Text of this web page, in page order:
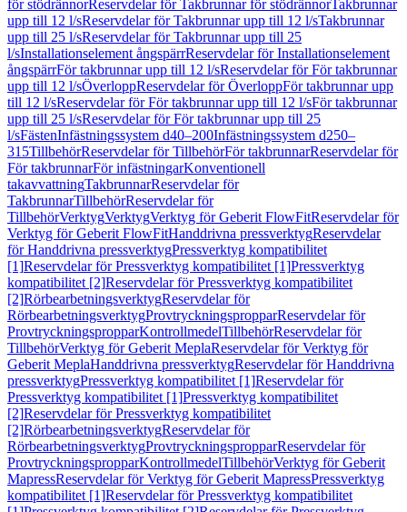
för stödrännorReservdelar för Takbrunnar för stödrännorTakbrunnar
upp till 12 l/sReservdelar för Takbrunnar upp till 12 l/sTakbrunnar
upp till 25 l/sReservdelar för Takbrunnar upp till 25
l/sInstallationselement ångspärrReservdelar för Installationselement
ångspärrFör takbrunnar upp till 12 l/sReservdelar för För takbrunnar
upp till 12 l/sÖverloppReservdelar för ÖverloppFör takbrunnar upp
till 12 l/sReservdelar för För takbrunnar upp till 12 l/sFör takbrunnar
upp till 25 l/sReservdelar för För takbrunnar upp till 25
l/sFästenInfästningssystem d40–200Infästningssystem d250–
315TillbehörReservdelar för TillbehörFör takbrunnarReservdelar för
För takbrunnarFör infästningarKonventionell
takavvattningTakbrunnarReservdelar för
TakbrunnarTillbehörReservdelar för
TillbehörVerktygVerktygVerktyg för Geberit FlowFitReservdelar för
Verktyg för Geberit FlowFitHanddrivna pressverktygReservdelar
för Handdrivna pressverktygPressverktyg kompatibilitet
[1]Reservdelar för Pressverktyg kompatibilitet [1]Pressverktyg
kompatibilitet [2]Reservdelar för Pressverktyg kompatibilitet
[2]RörbearbetningsverktygReservdelar för
RörbearbetningsverktygProvtryckningspropparReservdelar för
ProvtryckningspropparKontrollmedelTillbehörReservdelar för
TillbehörVerktyg för Geberit MeplaReservdelar för Verktyg för
Geberit MeplaHanddrivna pressverktygReservdelar för Handdrivna
pressverktygPressverktyg kompatibilitet [1]Reservdelar för
Pressverktyg kompatibilitet [1]Pressverktyg kompatibilitet
[2]Reservdelar för Pressverktyg kompatibilitet
[2]RörbearbetningsverktygReservdelar för
RörbearbetningsverktygProvtryckningspropparReservdelar för
ProvtryckningspropparKontrollmedelTillbehörVerktyg för Geberit
MapressReservdelar för Verktyg för Geberit MapressPressverktyg
kompatibilitet [1]Reservdelar för Pressverktyg kompatibilitet